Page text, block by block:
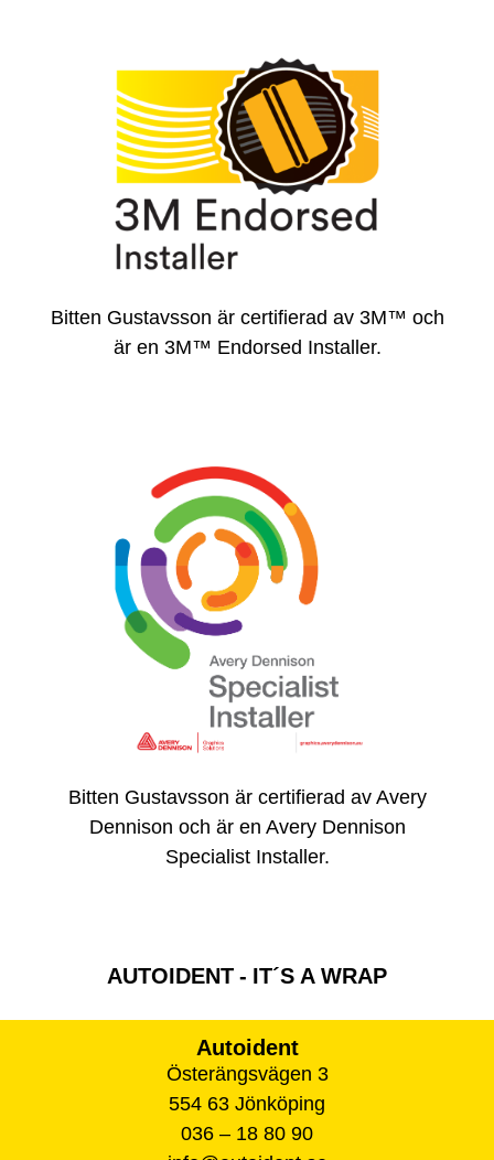
Bitten Gustavsson är certifierad av 3M™ och
är en 3M™ Endorsed Installer.
Bitten Gustavsson är certifierad av Avery
Dennison och är en Avery Dennison
Specialist Installer.
AUTOIDENT - IT´S A WRAP
Autoident
Österängsvägen 3
554 63 Jönköping
036 – 18 80 90